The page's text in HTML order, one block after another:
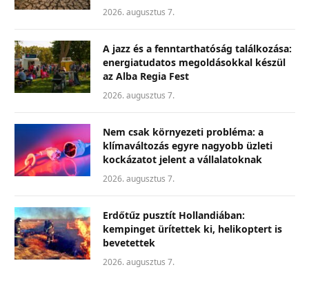
2026. augusztus 7.
A jazz és a fenntarthatóság találkozása:
energiatudatos megoldásokkal készül
az Alba Regia Fest
2026. augusztus 7.
Nem csak környezeti probléma: a
klímaváltozás egyre nagyobb üzleti
kockázatot jelent a vállalatoknak
2026. augusztus 7.
Erdőtűz pusztít Hollandiában:
kempinget ürítettek ki, helikoptert is
bevetettek
2026. augusztus 7.